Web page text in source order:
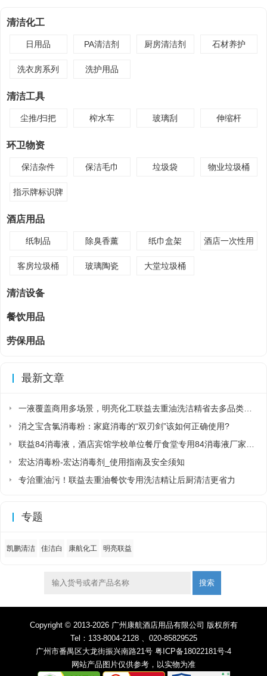
清洁化工
日用品 PA清洁剂 厨房清洁剂 石材养护
洗衣房系列 洗护用品
清洁工具
尘推/扫把 榨水车 玻璃刮 伸缩杆
环卫物资
保洁杂件 保洁毛巾 垃圾袋 物业垃圾桶
指示牌标识牌
酒店用品
纸制品 除臭香薰 纸巾盒架
酒店一次性用
客房垃圾桶 玻璃陶瓷 大堂垃圾桶
清洁设备
餐饮用品
劳保用品
最新文章
消之宝含氯消毒粉：家庭消毒的“双刃剑”该如何正确使用?
宏达消毒粉-宏达消毒剂_使用指南及安全须知
专治重油污！联益去重油餐饮专用洗洁精让后厨清洁更省力
专题
凯鹏清洁 佳洁白 康航化工 明亮联益
搜索
Copyright © 2013-2026 广州康航酒店用品有限公司 版权所有
Tel：133-8004-2128 、020-85829525
广州市番禺区大龙街振兴南路21号 粤ICP备18022181号-4
网站产品图片仅供参考，以实物为准